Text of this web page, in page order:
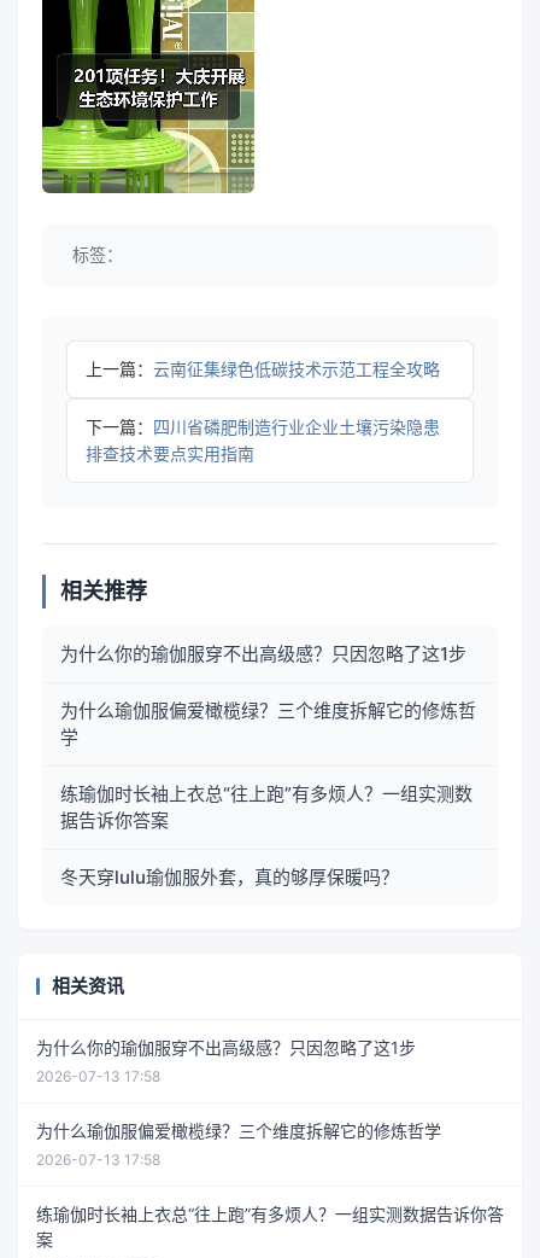
标签：
上一篇： 云南征集绿色低碳技术示范工程全攻略
下一篇： 四川省磷肥制造行业企业土壤污染隐患
排查技术要点实用指南
相关推荐
为什么你的瑜伽服穿不出高级感？只因忽略了这1步
为什么瑜伽服偏爱橄榄绿？三个维度拆解它的修炼哲
学
练瑜伽时长袖上衣总“往上跑”有多烦人？一组实测数
据告诉你答案
冬天穿lulu瑜伽服外套，真的够厚保暖吗？
相关资讯
为什么你的瑜伽服穿不出高级感？只因忽略了这1步
2026-07-13 17:58
为什么瑜伽服偏爱橄榄绿？三个维度拆解它的修炼哲学
2026-07-13 17:58
练瑜伽时长袖上衣总“往上跑”有多烦人？一组实测数据告诉你答
案